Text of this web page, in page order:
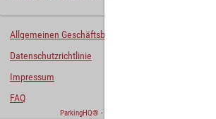
Allgemeinen Geschäftsbedingungen
Datenschutzrichtlinie
Impressum
FAQ
ParkingHQ® - eine Lösung von